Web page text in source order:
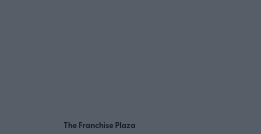
The Franchise Plaza